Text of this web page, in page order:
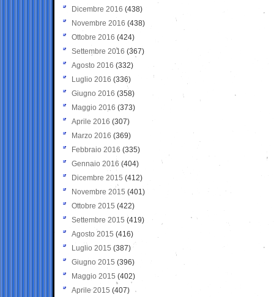
Dicembre 2016 (438)
Novembre 2016 (438)
Ottobre 2016 (424)
Settembre 2016 (367)
Agosto 2016 (332)
Luglio 2016 (336)
Giugno 2016 (358)
Maggio 2016 (373)
Aprile 2016 (307)
Marzo 2016 (369)
Febbraio 2016 (335)
Gennaio 2016 (404)
Dicembre 2015 (412)
Novembre 2015 (401)
Ottobre 2015 (422)
Settembre 2015 (419)
Agosto 2015 (416)
Luglio 2015 (387)
Giugno 2015 (396)
Maggio 2015 (402)
Aprile 2015 (407)